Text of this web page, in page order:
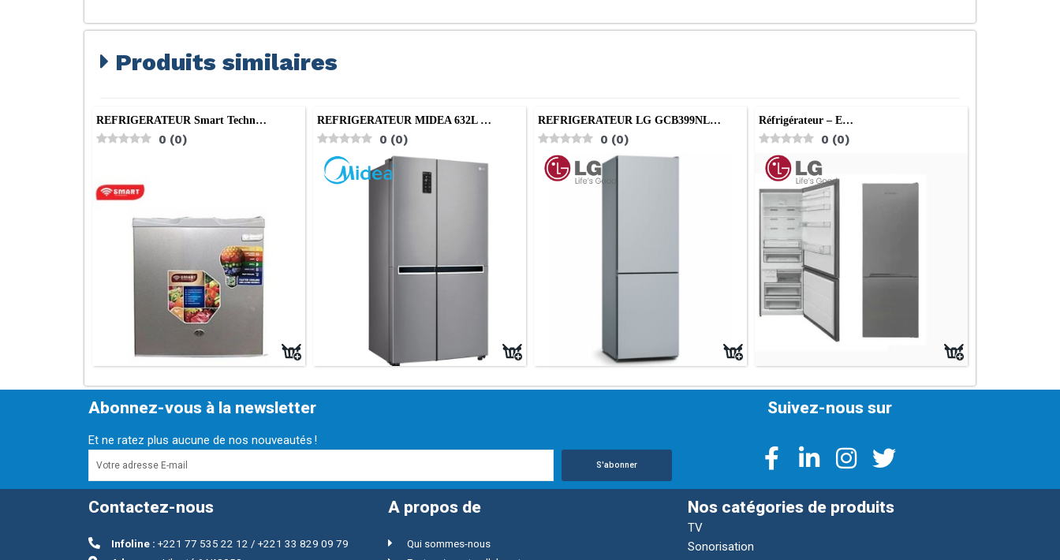
Produits similaires
REFRIGERATEUR Smart Techn…
0 (0)
REFRIGERATEUR MIDEA 632L …
0 (0)
REFRIGERATEUR LG GCB399NL…
0 (0)
Réfrigérateur – E…
0 (0)
Abonnez-vous à la newsletter
Et ne ratez plus aucune de nos nouveautés !
S'abonner
Suivez-nous sur
Contactez-nous
Infoline : +221 77 535 22 12 / +221 33 829 09 79
A propos de
Qui sommes-nous
Nos catégories de produits
TV
Sonorisation